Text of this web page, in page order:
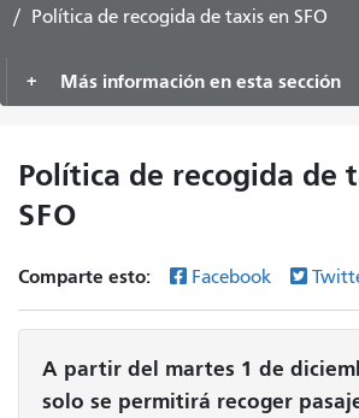
Política de recogida de taxis en SFO
Más información en esta sección
Política de recogida de
SFO
Comparte esto: Facebook
A partir del martes 1 de
solo se permitirá recoger